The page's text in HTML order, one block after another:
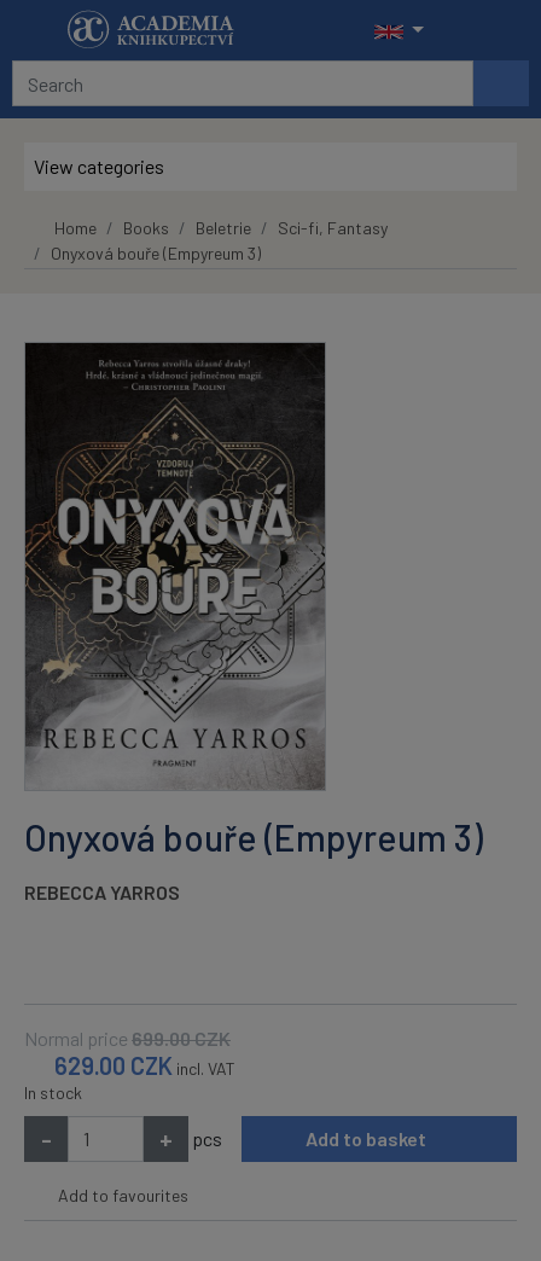
Skip to main content
View categories
Home Books Beletrie
Sci-fi, Fantasy
Onyxová bouře (Empyreum 3)
Onyxová bouře (Empyreum 3)
REBECCA YARROS
Normal price 699.00CZK
629.00 CZK incl. VAT
In stock
- + pcs Add to basket
Add to favourites